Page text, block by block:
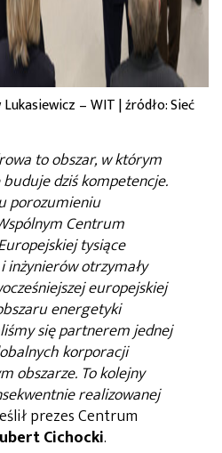
– WIT | źródło: Sieć
to obszar, w którym
dziś kompetencje.
porozumieniu
Centrum
tysiące
inżynierów otrzymały
europejskiej
energetyki
się partnerem jednej
korporacji
obszarze. To kolejny
realizowanej
prezes Centrum
Cichocki.